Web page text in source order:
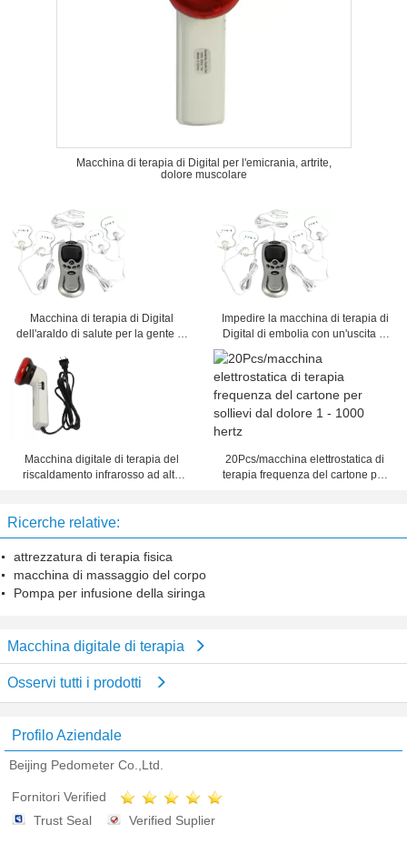
Macchina di terapia di Digital per l'emicrania, artrite,
dolore muscolare
Macchina di terapia di Digital
dell'araldo di salute per la gente di
Impedire la macchina di terapia di
Digital di embolia con un'uscita di
Macchina digitale di terapia del
riscaldamento infrarosso ad alta
20Pcs/macchina elettrostatica di
terapia frequenza del cartone per
Ricerche relative:
attrezzatura di terapia fisica
macchina di massaggio del corpo
Pompa per infusione della siringa
Macchina digitale di terapia
Osservi tutti i prodotti
Profilo Aziendale
Beijing Pedometer Co.,Ltd.
Fornitori Verified
Trust Seal
Verified Suplier